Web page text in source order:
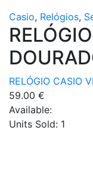
Casio, Relógios,
RELÓGIO CASIO
59.00 €
Available:
Units Sold: 1